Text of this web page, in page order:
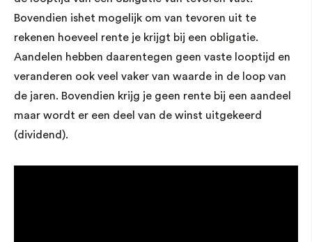
Bovendien ishet mogelijk om van tevoren uit te
rekenen hoeveel rente je krijgt bij een obligatie.
Aandelen hebben daarentegen geen vaste looptijd en
veranderen ook veel vaker van waarde in de loop van
de jaren. Bovendien krijg je geen rente bij een aandeel
maar wordt er een deel van de winst uitgekeerd
(dividend).